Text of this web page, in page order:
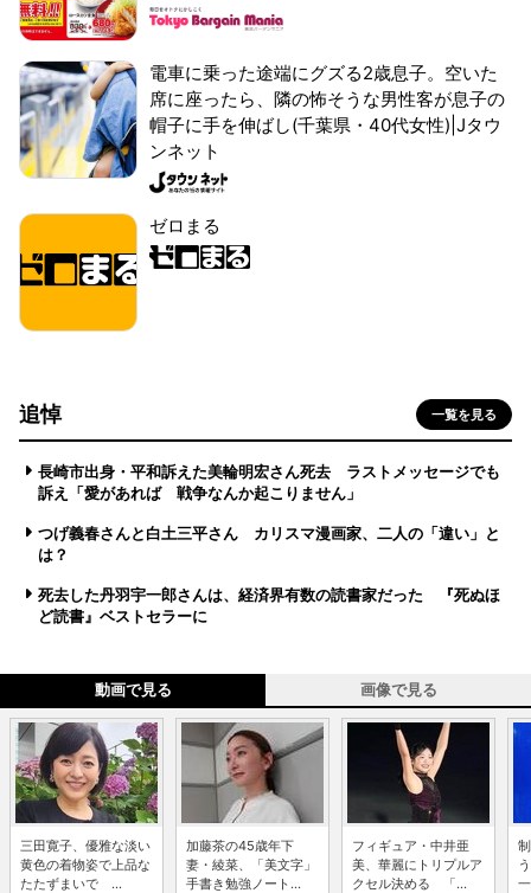
電車に乗った途端にグズる2歳息子。空いた
席に座ったら、隣の怖そうな男性客が息子の
帽子に手を伸ばし(千葉県・40代女性)|Jタウ
ンネット
ゼロまる
追悼 一覧を見る
長崎市出身・平和訴えた美輪明宏さん死去 ラストメッセージでも
訴え「愛があれば 戦争なんか起こりません」
つげ義春さんと白土三平さん カリスマ漫画家、二人の「違い」と
は？
死去した丹羽宇一郎さんは、経済界有数の読書家だった 『死ぬほ
ど読書』ベストセラーに
動画で見る 画像で見る
三田寛子、優雅な淡い
黄色の着物姿で上品な
たたずまいで ...
加藤茶の45歳年下
妻・綾菜、「美文字」
手書き勉強ノート...
フィギュア・中井亜
美、華麗にトリプルア
クセル決める 「...